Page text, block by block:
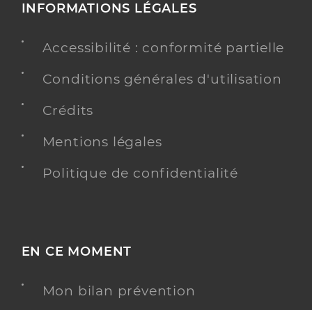
INFORMATIONS LÉGALES
Accessibilité : conformité partielle
Conditions générales d'utilisation
Crédits
Mentions légales
Politique de confidentialité
EN CE MOMENT
Mon bilan prévention